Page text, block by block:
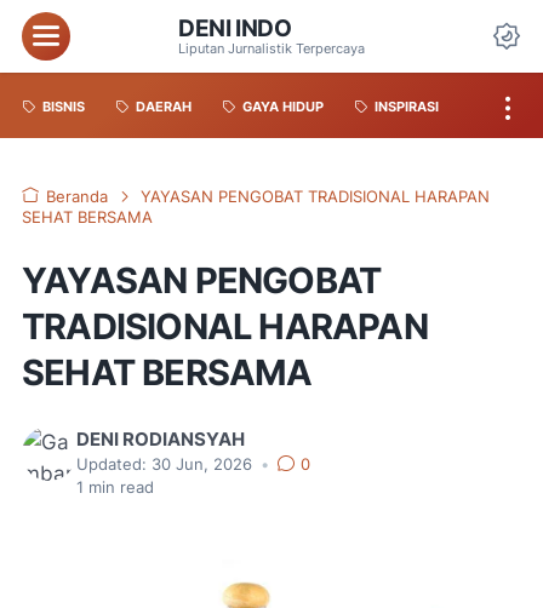
DENI INDO
Liputan Jurnalistik Terpercaya
BISNIS DAERAH GAYA HIDUP INSPIRASI
Beranda
YAYASAN PENGOBAT TRADISIONAL HARAPAN
SEHAT BERSAMA
YAYASAN PENGOBAT
TRADISIONAL HARAPAN
SEHAT BERSAMA
DENI RODIANSYAH
Updated: 30 Jun, 2026 •
0
1 min read